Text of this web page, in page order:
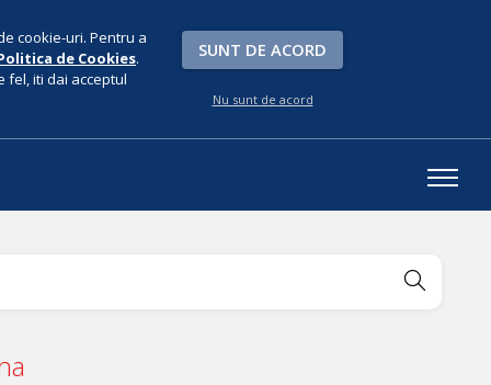
cookie-uri. Pentru a
de Cookies.
fel, iti dai acceptul
SUNT DE ACORD
Nu sunt de acord